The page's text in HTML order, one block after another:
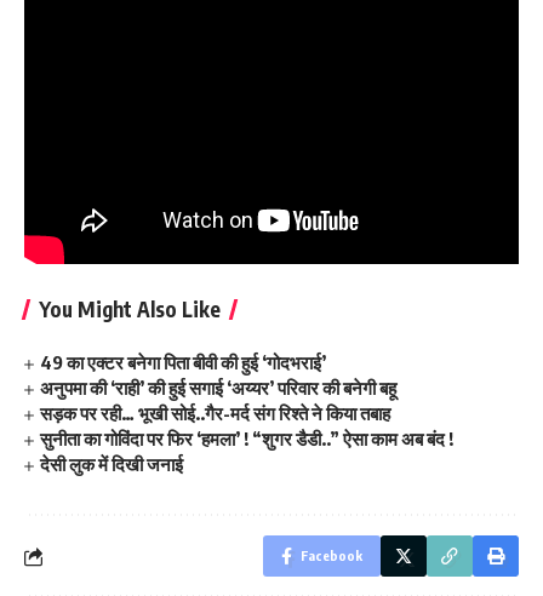
You Might Also Like
49 का एक्टर बनेगा पिता बीवी की हुई ‘गोदभराई’
अनुपमा की ‘राही’ की हुई सगाई ‘अय्यर’ परिवार की बनेगी बहू
सड़क पर रही… भूखी सोई..गैर-मर्द संग रिश्ते ने किया तबाह
सुनीता का गोविंदा पर फिर ‘हमला’ ! “शुगर डैडी..” ऐसा काम अब बंद !
देसी लुक में दिखी जनाई
Facebook